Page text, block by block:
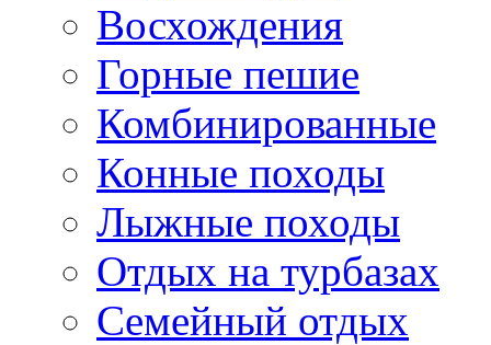
Восхождения
Горные пешие
Комбинированные
Конные походы
Лыжные походы
Отдых на турбазах
Семейный отдых